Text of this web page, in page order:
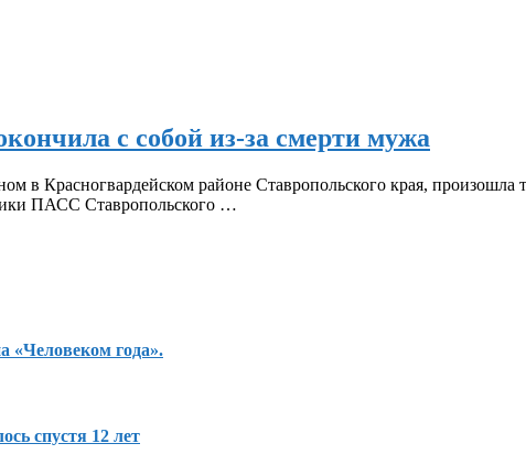
с собой из-за смерти мужа
в Красногвардейском районе Ставропольского края, произошла
ПАСС Ставропольского …
«Человеком года».
спустя 12 лет